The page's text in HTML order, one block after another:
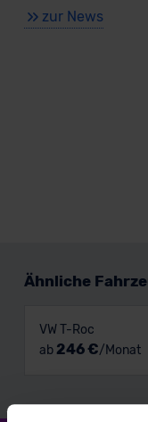
zur News
Ähnliche
VW T-Roc
ab 246 €/Monat